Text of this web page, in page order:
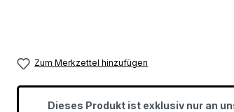
Zum Merkzettel hinzufügen
Dieses Produkt ist exklusiv nur an